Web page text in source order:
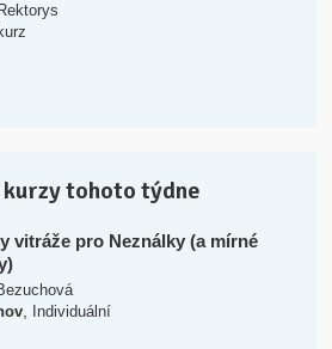
tohoto týdne
vitráže pro Neználky (a mírné
, Individuální